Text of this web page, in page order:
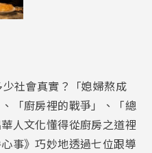
社會真實？「媳婦熬成
「廚房裡的戰爭」、「總
人文化懂得從廚房之道裡
事》巧妙地透過七位跟導